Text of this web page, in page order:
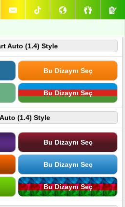
Auto (1.4) Style
Bu Dizaynı Seç
Bu Dizaynı Seç
(1.4) Style
Bu Dizaynı Seç
Bu Dizaynı Seç
Bu Dizaynı Seç